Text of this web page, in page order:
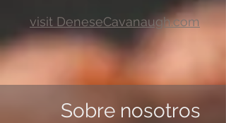
visit DeneseCavanaugh.com
Sobre nosotros